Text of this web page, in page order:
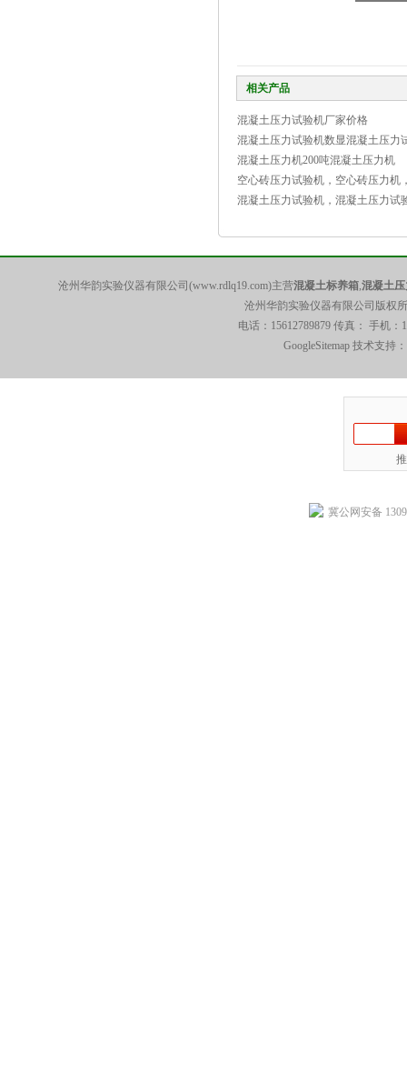
相关产品
混凝土压力试验机厂家价格
混凝土压力试验机数显混凝土压力
混凝土压力机200吨混凝土压力机
空心砖压力试验机，空心砖压力机
混凝土压力试验机，混凝土压力试
沧州华韵实验仪器有限公司(www.rdlq19.com)主营混凝土标养箱,混凝土
沧州华韵实验仪器有限公司版权
电话：15612789879 传真： 手机
GoogleSitemap技术支持
冀公网安备